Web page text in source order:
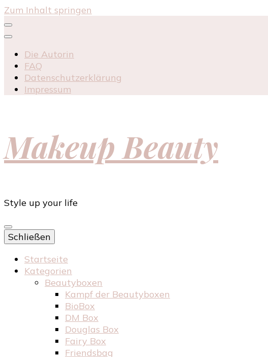
Zum Inhalt springen
Die Autorin
FAQ
Datenschutzerklärung
Impressum
Makeup Beauty
Style up your life
Schließen
Startseite
Kategorien
Beautyboxen
Kampf der Beautyboxen
BioBox
DM Box
Douglas Box
Fairy Box
Friendsbag